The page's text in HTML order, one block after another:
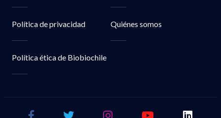
Política de privacidad Quiénes somos
Política ética de Biobiochile